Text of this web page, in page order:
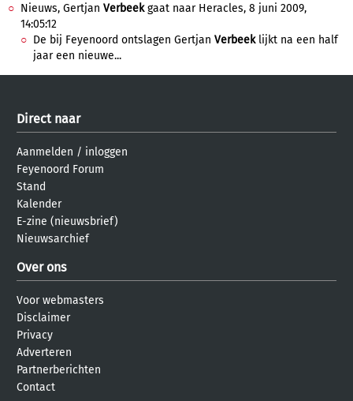
Nieuws, Gertjan Verbeekgaat naar Heracles, 8 juni 2009,
14:05:12
De bij Feyenoord ontslagen Gertjan Verbeeklijkt na een half
jaar een nieuwe...
Direct naar
Aanmelden / inloggen
Feyenoord Forum
Stand
Kalender
E-zine (nieuwsbrief)
Nieuwsarchief
Over ons
Voor webmasters
Disclaimer
Privacy
Adverteren
Partnerberichten
Contact